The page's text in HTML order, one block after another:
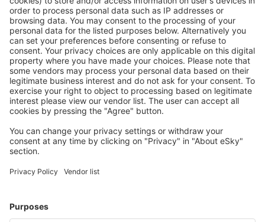
Caută rapid şi uşor
Ofertă adaptată aşteptărilor tale.
Planifică ȋn siguranţă
Rezervare fără griji cu opțiune gratuită de anulare.
Economiseşte mai mult
Prețuri atractive și oferte speciale pentru utilizatorii
conectați.
Cazarea preferată